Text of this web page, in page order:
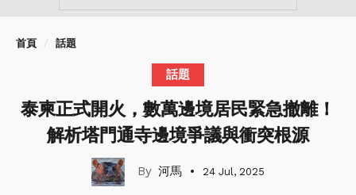
首頁 話題
話題
泰柬正式開火，數萬邊境居民緊急撤離！
解析塔門通寺邊境爭議與衝突根源
河馬 24 Jul, 2025